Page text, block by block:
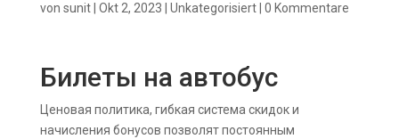
von sunit| Okt 2, 2023 Unkategorisiert| 0 Kommentare
Билеты на автобус
Ценовая политика, гибкая система скидок и
начисления бонусов позволят постоянным